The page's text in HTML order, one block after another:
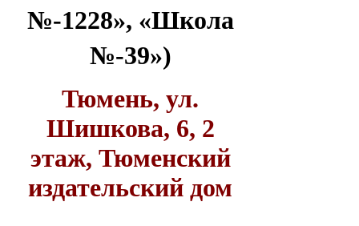
№-1228», «Школа
№-39»)
Тюмень, ул.
Шишкова, 6, 2
этаж, Тюменский
издательский дом